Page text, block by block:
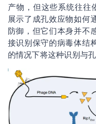
产物，但这些系统往往
展示了成孔效应物如何
防御，但它们本身并不
接识别保守的病毒体结
的情况下将这种识别与